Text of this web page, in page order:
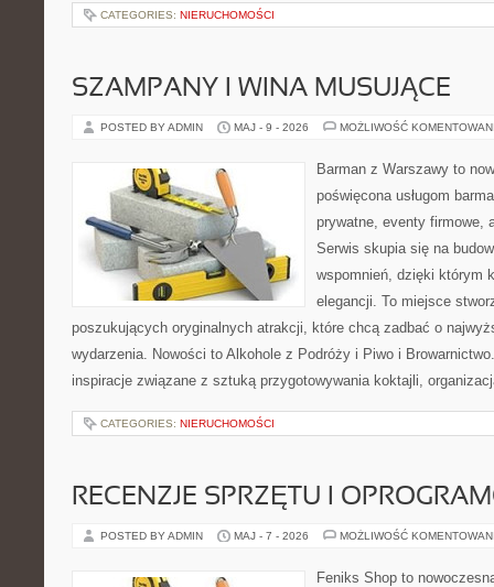
CATEGORIES: NIERUCHOMOŚCI
SZAMPANY I WINA MUSUJĄCE
POSTED BY ADMIN MAJ - 9 - 2026 MOŻLIWOŚĆ
Barman z Warszawy to
poświęcona usługom
prywatne, eventy firmowe,
Serwis skupia się na
wspomnień, dzięki którym
elegancji. To miejsce
poszukujących oryginalnych atrakcji, które chcą zadbać o
wydarzenia. Nowości to Alkohole z Podróży i Piwo i
inspiracje związane z sztuką przygotowywania koktajli,
CATEGORIES: NIERUCHOMOŚCI
RECENZJE SPRZĘTU I
POSTED BY ADMIN MAJ - 7 - 2026 MOŻLIWOŚĆ
Feniks Shop to